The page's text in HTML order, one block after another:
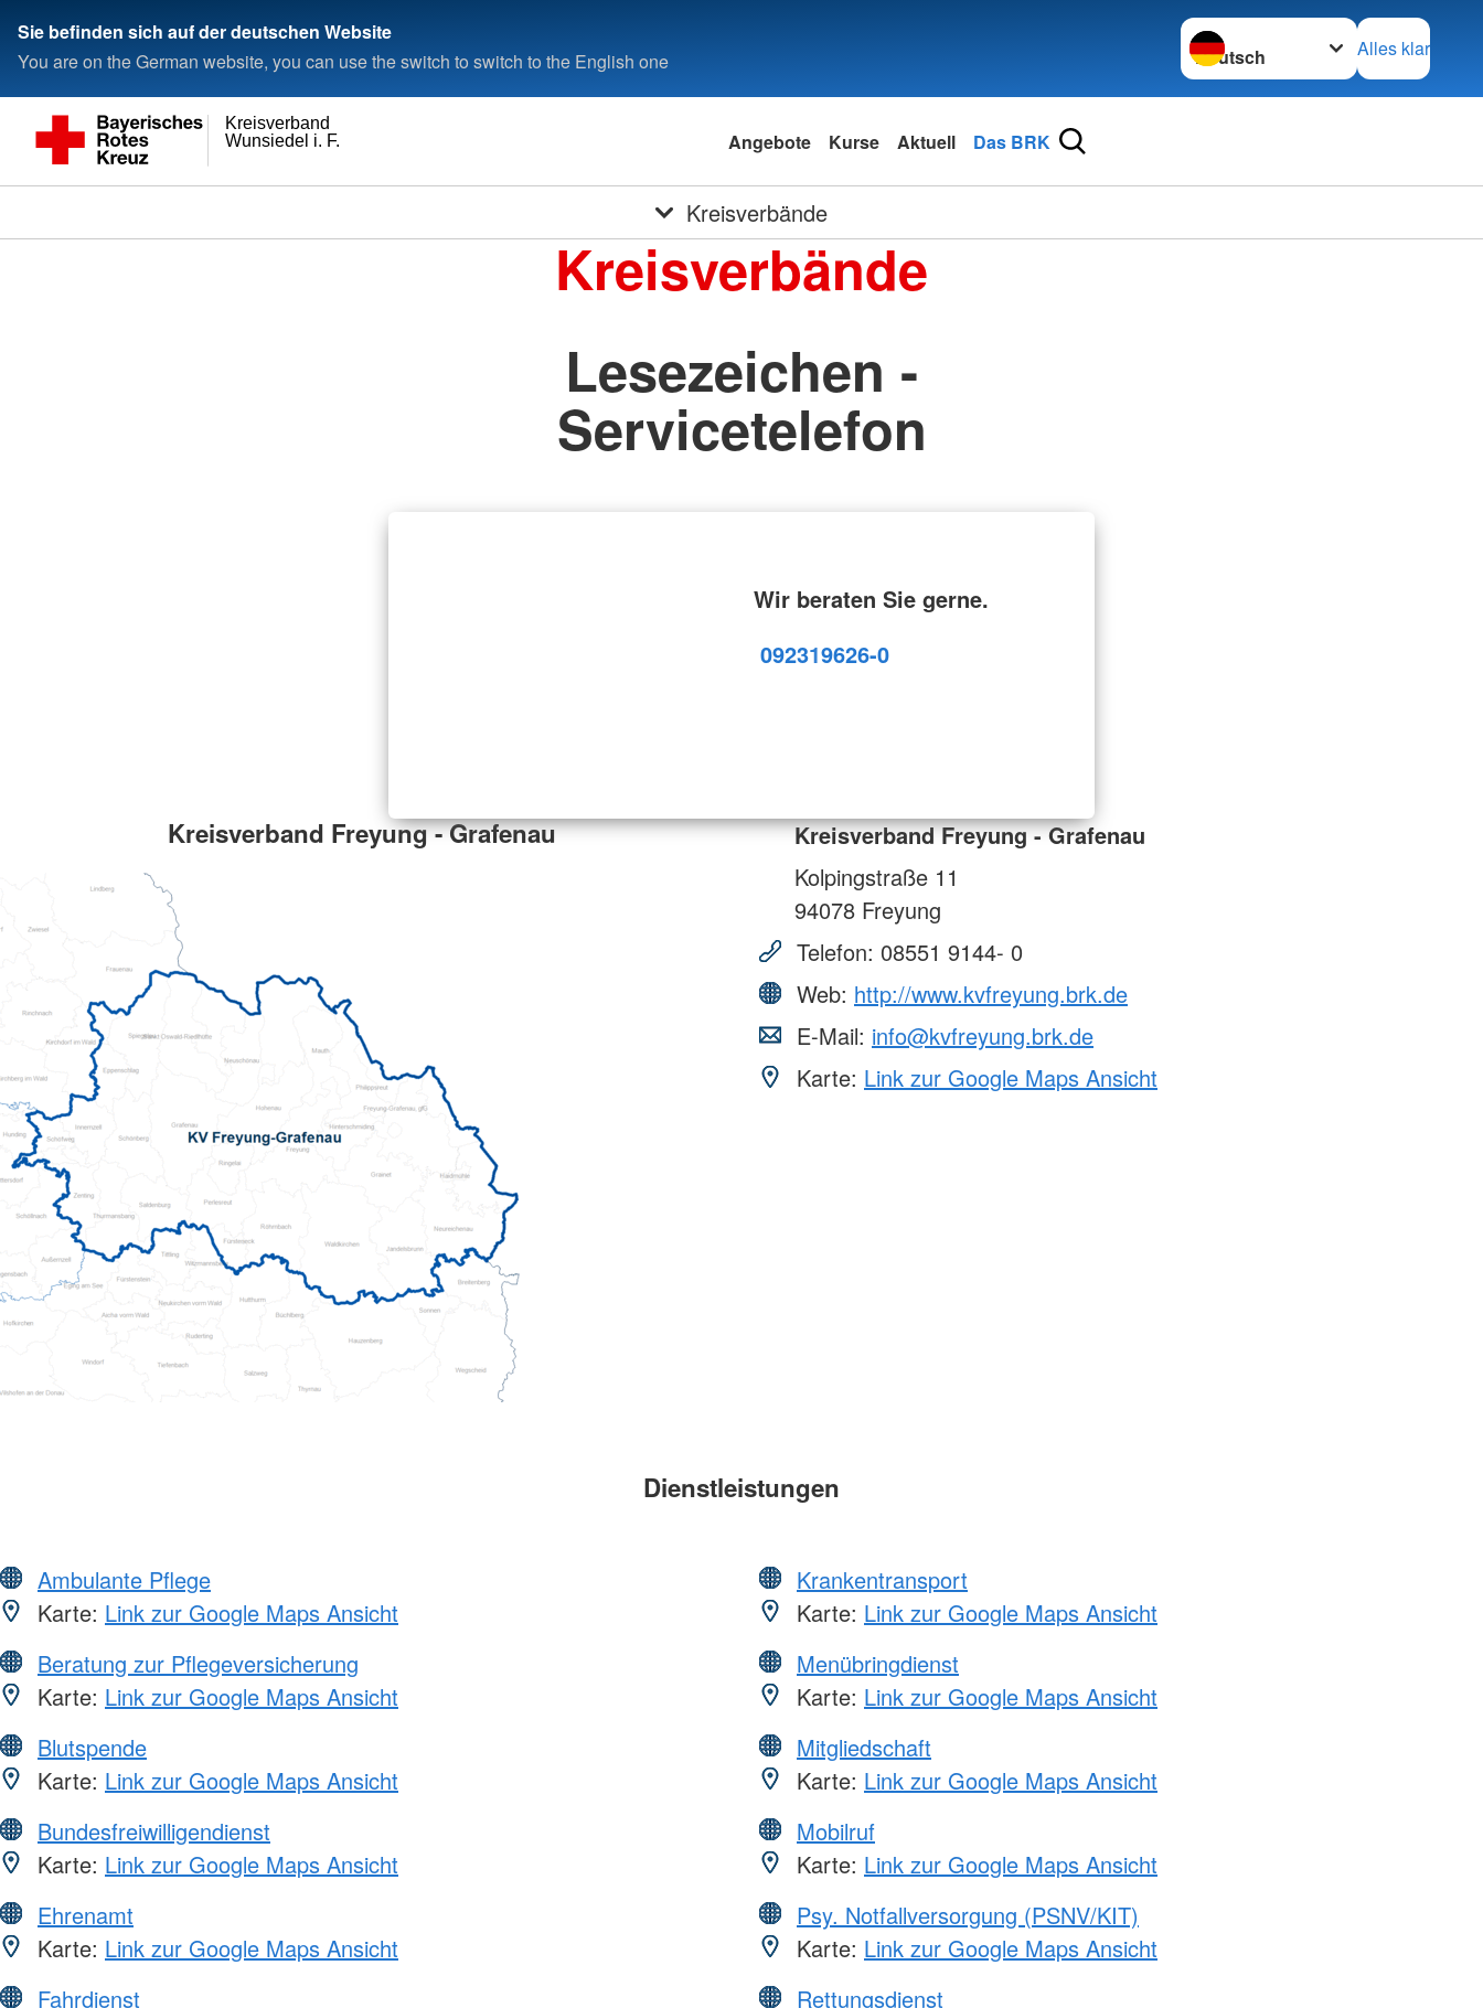
Sie befinden sich auf der deutschen Website
You are on the German website, you can use the switch to switch to the English one
Sprache wechseln zu
Alles klar
Wunsiedel i. F.
Kreisverband
Angebote Kurse Aktuell Das BRK
Kreisverbände
Kreisverbände
Lesezeichen -
Servicetelefon
Wir beraten Sie gerne.
092319626-0
Kreisverband Freyung - Grafenau
Kreisverband Freyung - Grafenau
Kolpingstraße 11
94078 Freyung
Telefon: 08551 9144- 0
Web: http://www.kvfreyung.brk.de
E-Mail: info@kvfreyung.brk.de
Karte: Link zur Google Maps Ansicht
Dienstleistungen
Ambulante Pflege
Karte: Link zur Google Maps Ansicht
Beratung zur Pflegeversicherung
Karte: Link zur Google Maps Ansicht
Blutspende
Karte: Link zur Google Maps Ansicht
Bundesfreiwilligendienst
Karte: Link zur Google Maps Ansicht
Ehrenamt
Karte: Link zur Google Maps Ansicht
Fahrdienst
Krankentransport
Karte: Link zur Google Maps Ansicht
Menübringdienst
Karte: Link zur Google Maps Ansicht
Mitgliedschaft
Karte: Link zur Google Maps Ansicht
Mobilruf
Karte: Link zur Google Maps Ansicht
Psy. Notfallversorgung (PSNV/KIT)
Karte: Link zur Google Maps Ansicht
Rettungsdienst